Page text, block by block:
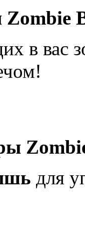
в вас
для